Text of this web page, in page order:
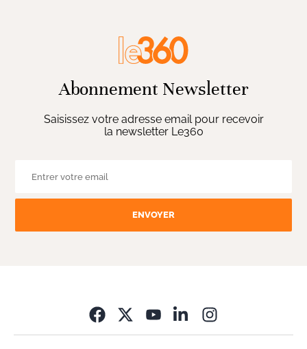
Abonnement Newsletter
Saisissez votre adresse email pour recevoir
la newsletter Le360
ENVOYER